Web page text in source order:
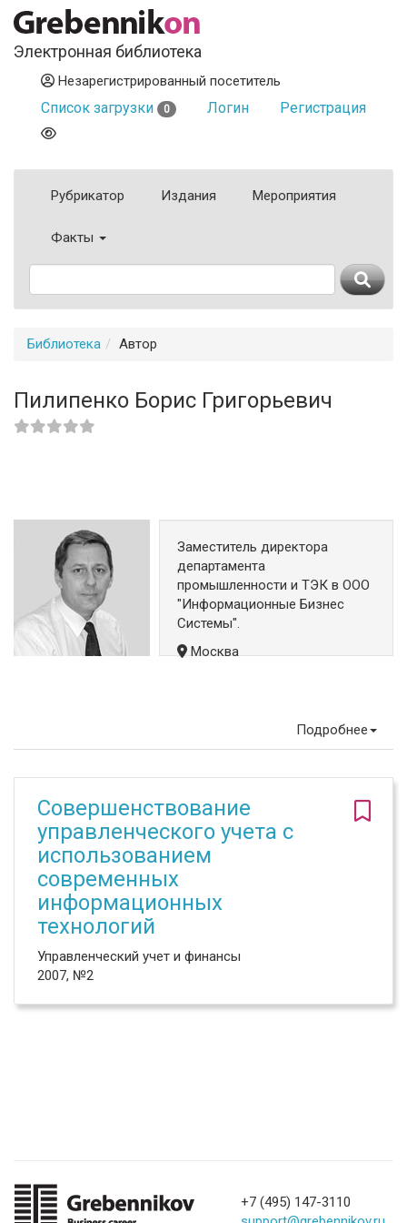
Электронная библиотека
Незарегистрированный посетитель
Список загрузки 0 Логин Регистрация
Рубрикатор Издания Мероприятия
Факты
Библиотека Автор
Пилипенко Борис Григорьевич
Заместитель директора
департамента
промышленности и ТЭК в ООО
"Информационные Бизнес
Системы".
Москва
Подробнее
Совершенствование
управленческого учета с
использованием
современных
информационных
технологий
Управленческий учет и финансы
2007, №2
+7 (495) 147-3110